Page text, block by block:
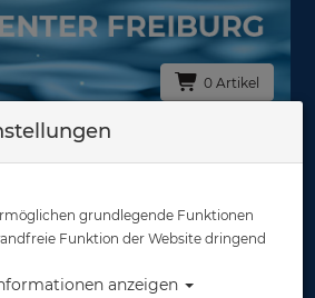
0 Artikel
Zurück
grundlegende Funktionen
Funktion der Website dringend
anzeigen